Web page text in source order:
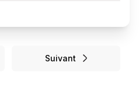
Suivant